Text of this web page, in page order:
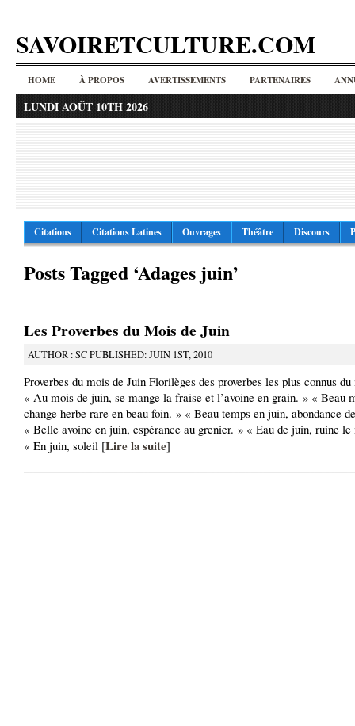
SAVOIRETCULTURE.COM
HOME À PROPOS AVERTISSEMENTS PARTENAIRES
LUNDI AOÛT 10TH 2026
Citations Citations Latines Ouvrages Théâtre Discours
Posts Tagged ‘Adages juin’
Les Proverbes du Mois de Juin
AUTHOR : SC PUBLISHED: JUIN 1ST, 2010
Proverbes du mois de Juin Florilèges des proverbes les plus connus
« Au mois de juin, se mange la fraise et l’avoine en grain. » « Beau
change herbe rare en beau foin. » « Beau temps en juin, abondance
« Belle avoine en juin, espérance au grenier. » « Eau de juin, ruine
« En juin, soleil [Lire la suite]